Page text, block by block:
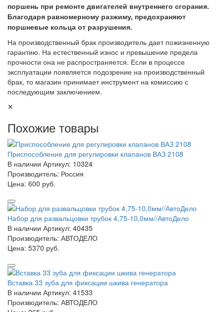
поршень при ремонте двигателей внутреннего сгорания.
Благодаря равномерному разжиму, предохраняют
поршневые кольца от разрушения.
На производственный брак производитель дает пожизненную
гарантию. На естественный износ и превышение предела
прочности она не распространяется. Если в процессе
эксплуатации появляется подозрение на производственный
брак, то магазин принимает инструмент на комиссию с
последующим заключением.
✕
Похожие товары
Приспособление для регулировки клапанов ВАЗ 2108
В наличии Артикул: 10324
Производитель: Россия
Цена: 600 руб.
Набор для развальцовки трубок 4,75-10,0мм//АвтоДело
В наличии Артикул: 40435
Производитель: АВТОДЕЛО
Цена: 5370 руб.
Вставка 33 зуба для фиксации шкива генератора
В наличии Артикул: 41533
Производитель: АВТОДЕЛО